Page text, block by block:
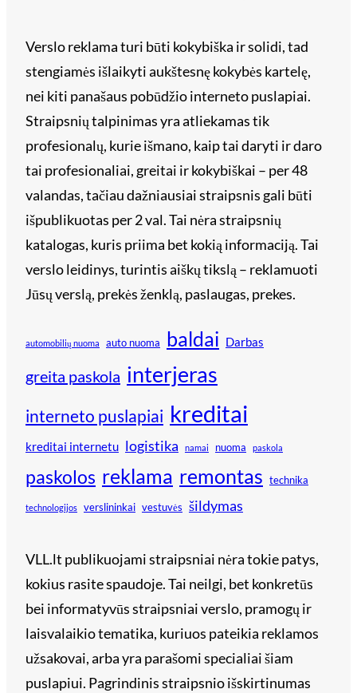
Verslo reklama turi būti kokybiška ir solidi, tad
stengiamės išlaikyti aukštesnę kokybės kartelę,
nei kiti panašaus pobūdžio interneto puslapiai.
Straipsnių talpinimas yra atliekamas tik
profesionalų, kurie išmano, kaip tai daryti ir daro
tai profesionaliai, greitai ir kokybiškai – per 48
valandas, tačiau dažniausiai straipsnis gali būti
išpublikuotas per 2 val. Tai nėra straipsnių
katalogas, kuris priima bet kokią informaciją. Tai
verslo leidinys, turintis aiškų tikslą – reklamuoti
Jūsų verslą, prekės ženklą, paslaugas, prekes.
automobilių nuoma auto nuoma baldai Darbas
greita paskola interjeras
interneto puslapiai kreditai
kreditai internetu logistika namai nuoma paskola
paskolos reklama remontas technika
technologijos verslininkai vestuvės šildymas
VLL.lt publikuojami straipsniai nėra tokie patys,
kokius rasite spaudoje. Tai neilgi, bet konkretūs
bei informatyvūs straipsniai verslo, pramogų ir
laisvalaikio tematika, kuriuos pateikia reklamos
užsakovai, arba yra parašomi specialiai šiam
puslapiui. Pagrindinis straipsnio išskirtinumas